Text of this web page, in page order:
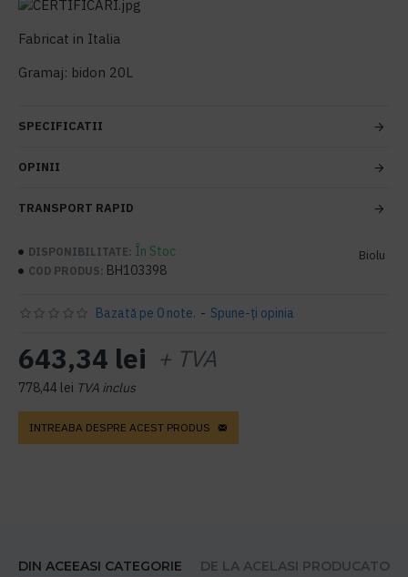
Fabricat in Italia
Gramaj: bidon 20L
SPECIFICATII
OPINII
TRANSPORT RAPID
DISPONIBILITATE: În Stoc
COD PRODUS: BH103398
Biolu
Bazată pe 0 note. - Spune-ţi opinia
643,34 lei + TVA
778,44 lei TVA inclus
INTREABA DESPRE ACEST PRODUS
DIN ACEEASI CATEGORIE DE LA ACELASI PRODUCATOR